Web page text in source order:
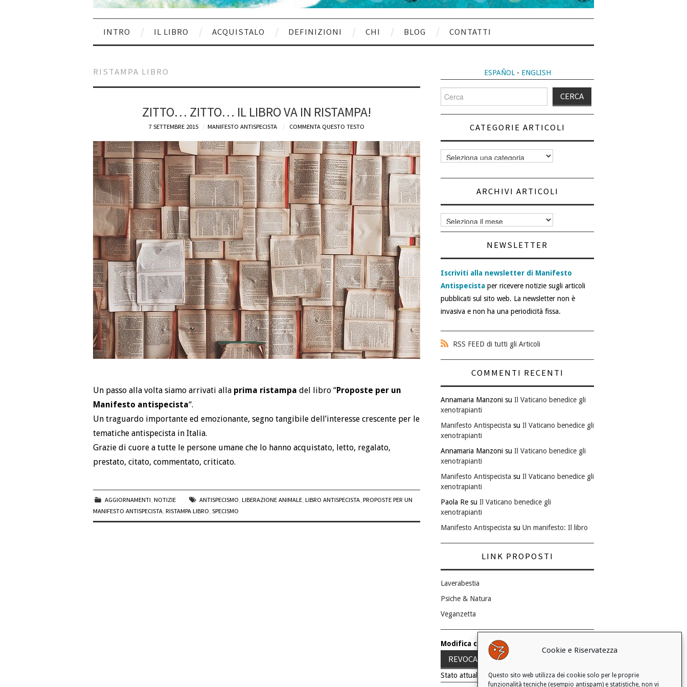
Cookie e Riservatezza
Questo sito web utilizza dei cookie solo per le proprie
funzionalità tecniche (esempio antispam) e statistiche, non vi
INTRO IL LIBRO ACQUISTALO DEFINIZIONI CHI BLOG CONTATTI
RISTAMPA LIBRO
ZITTO… ZITTO… IL LIBRO VA IN RISTAMPA!
7 SETTEMBRE 2015 MANIFESTO ANTISPECISTA COMMENTA QUESTO TESTO
Un passo alla volta siamo arrivati alla prima ristampa del libro “Proposte per un
Manifesto antispecista“.
Un traguardo importante ed emozionante, segno tangibile dell’interesse crescente per le
tematiche antispecista in Italia.
Grazie di cuore a tutte le persone umane che lo hanno acquistato, letto, regalato,
prestato, citato, commentato, criticato.
AGGIORNAMENTI,NOTIZIE ANTISPECISMO,LIBERAZIONE ANIMALE,LIBRO ANTISPECISTA,PROPOSTE PER UN
MANIFESTO ANTISPECISTA, RISTAMPA LIBRO, SPECISMO
ESPAÑOL- ENGLISH
per:
CATEGORIE ARTICOLI
Categorie
articoli
ARCHIVI ARTICOLI
Archivi
articoli
NEWSLETTER
Iscriviti alla newsletter di Manifesto
Antispecista per ricevere notizie sugli articoli
pubblicati sul sito web. La newsletter non è
invasiva e non ha una periodicità fissa.
RSS FEED di tutti gli Articoli
COMMENTI RECENTI
Annamaria Manzoni su Il Vaticano benedice gli
xenotrapianti
Manifesto Antispecista su Il Vaticano benedice gli
xenotrapianti
Annamaria Manzoni su Il Vaticano benedice gli
xenotrapianti
Manifesto Antispecista su Il Vaticano benedice gli
xenotrapianti
Paola Re su Il Vaticano benedice gli
xenotrapianti
Manifesto Antispecista su Un manifesto: Il libro
LINK PROPOSTI
Laverabestia
Psiche & Natura
Veganzetta
Modifica consenso ai cookie
REVOCA IL TUO CONSENSO
Stato attuale: Negato